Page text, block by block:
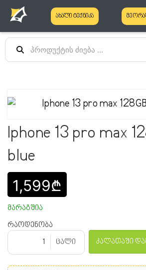
ახალი ტექნიკა
Iphone 13 pro max
blue
1,599₾
მარაგშია
რაოდენობა
ცალი
კალათაში